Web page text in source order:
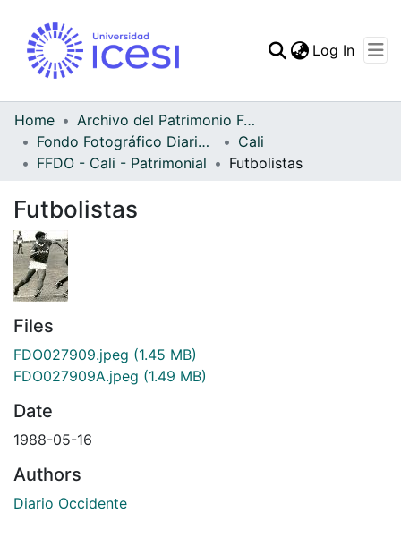
Statistics
Log In
Home
Archivo del Patrimonio Fotográfico y Fílmico del Valle del Cauca
Fondo Fotográfico Diario Occidente
Cali
FFDO - Cali - Patrimonial
Futbolistas
Futbolistas
Files
FDO027909.jpeg (1.45 MB)
FDO027909A.jpeg (1.49 MB)
Date
1988-05-16
Authors
Diario Occidente